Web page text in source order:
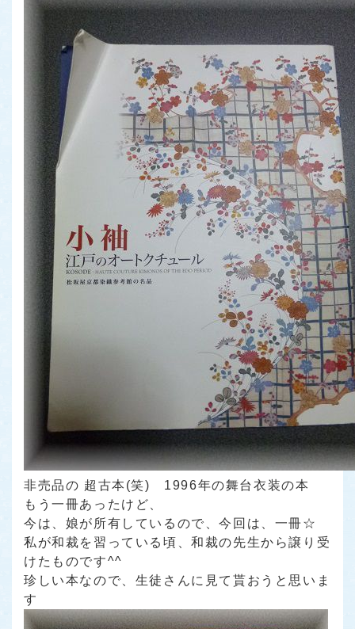
非売品の 超古本(笑) 1996年の舞台衣装の本
もう一冊あったけど、
今は、娘が所有しているので、今回は、一冊☆
私が和裁を習っている頃、和裁の先生から譲り受
けたものです^^
珍しい本なので、生徒さんに見て貰おうと思いま
す